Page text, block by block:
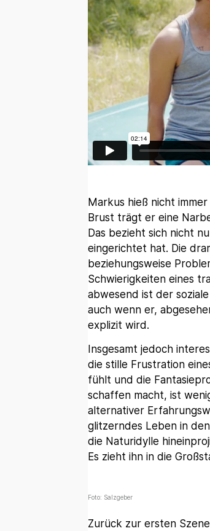
Markus hieß nicht
Brust trägt er eine
Das bezieht sich nicht
eingerichtet hat. Die
beziehungsweise
Schwierigkeiten eines
abwesend ist der
auch wenn er,
explizit wird.
Insgesamt jedoch
die stille Frustration
fühlt und die
schaffen macht, ist
alternativer
glitzerndes Leben in
die Naturidylle
Es zieht ihn in die
Foto: Salzgeber
Zurück zur ersten